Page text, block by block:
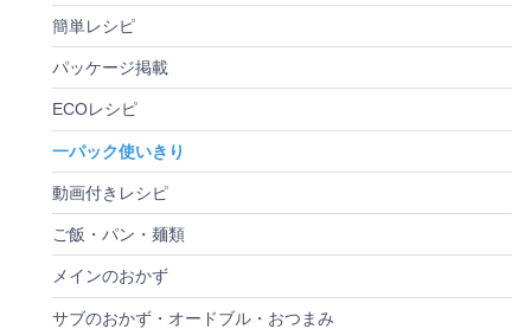
簡単レシピ
パッケージ掲載
ECOレシピ
一パック使いきり
動画付きレシピ
ご飯・パン・麺類
メインのおかず
サブのおかず・オードブル・おつまみ